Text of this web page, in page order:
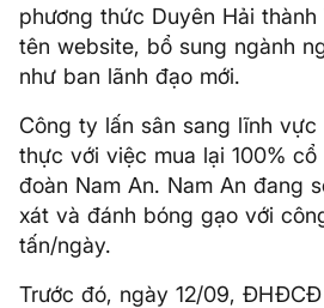
phương thức Duyên Hải thành
tên website, bổ sung ngành
như ban lãnh đạo mới.
Công ty lấn sân sang lĩnh vực
thực với việc mua lại 100% cổ
đoàn Nam An. Nam An đang
xát và đánh bóng gạo với
tấn/ngày.
Trước đó, ngày 12/09,